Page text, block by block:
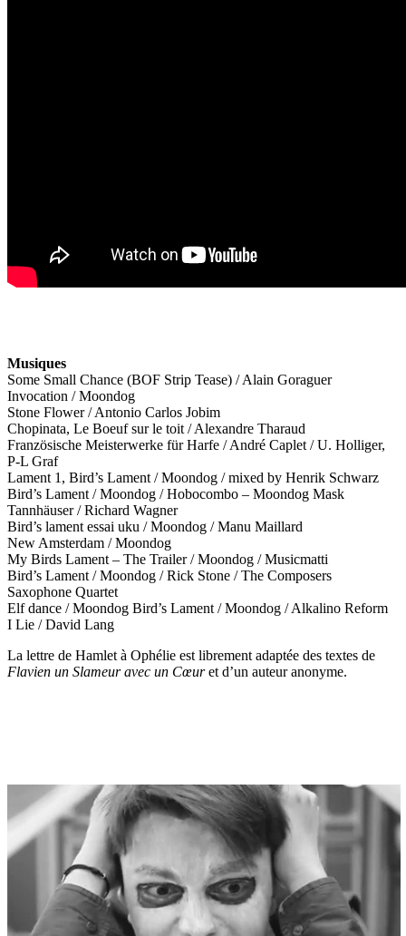
Musiques
Some Small Chance (BOF Strip Tease) / Alain Goraguer
Invocation / Moondog
Stone Flower / Antonio Carlos Jobim
Chopinata, Le Boeuf sur le toit / Alexandre Tharaud
Französische Meisterwerke für Harfe / André Caplet / U. Holliger,
P-L Graf
Lament 1, Bird’s Lament / Moondog / mixed by Henrik Schwarz
Bird’s Lament / Moondog / Hobocombo – Moondog Mask
Tannhäuser / Richard Wagner
Bird’s lament essai uku / Moondog / Manu Maillard
New Amsterdam / Moondog
My Birds Lament – The Trailer / Moondog / Musicmatti
Bird’s Lament / Moondog / Rick Stone / The Composers
Saxophone Quartet
Elf dance / Moondog Bird’s Lament / Moondog / Alkalino Reform
I Lie / David Lang
La lettre de Hamlet à Ophélie est librement adaptée des textes de
Flavien un Slameur avec un Cœuret d’un auteur anonyme.